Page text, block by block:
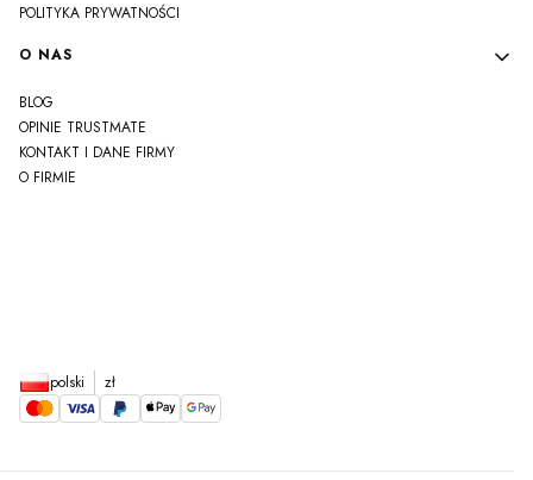
POLITYKA PRYWATNOŚCI
O NAS
BLOG
OPINIE TRUSTMATE
KONTAKT I DANE FIRMY
O FIRMIE
polski zł